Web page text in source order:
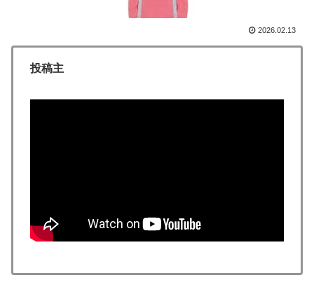
【MLB】村上宗隆とルイス・アラエスの指標が完全に真
▶ ワイ「飯食う前にうんちしたろ！（ﾌﾞﾘｯw）」
何故なのか」
2026.02.13
投稿主